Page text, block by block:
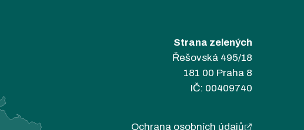
Strana zelených
Řešovská 495/18
181 00 Praha 8
IČ: 00409740
Ochrana osobních údajů